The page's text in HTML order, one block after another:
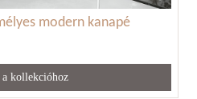
modern kanapé
a kollekcióhoz